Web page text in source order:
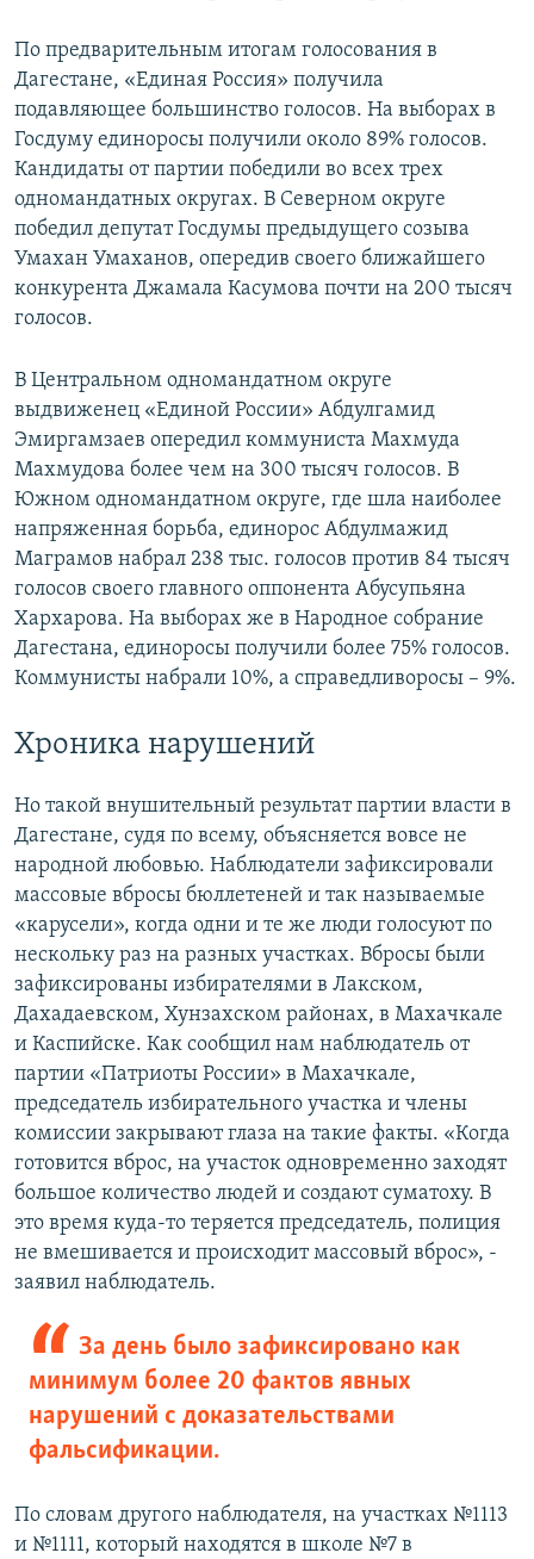
По предварительным итогам голосования в
Дагестане, «Единая Россия» получила
подавляющее большинство голосов. На выборах в
Госдуму единоросы получили около 89% голосов.
Кандидаты от партии победили во всех трех
одномандатных округах. В Северном округе
победил депутат Госдумы предыдущего созыва
Умахан Умаханов, опередив своего ближайшего
конкурента Джамала Касумова почти на 200 тысяч
голосов.
В Центральном одномандатном округе
выдвиженец «Единой России» Абдулгамид
Эмиргамзаев опередил коммуниста Махмуда
Махмудова более чем на 300 тысяч голосов. В
Южном одномандатном округе, где шла наиболее
напряженная борьба, единорос Абдулмажид
Маграмов набрал 238 тыс. голосов против 84 тысяч
голосов своего главного оппонента Абусупьяна
Хархарова. На выборах же в Народное собрание
Дагестана, единоросы получили более 75% голосов.
Коммунисты набрали 10%, а справедливоросы – 9%.
Хроника нарушений
Но такой внушительный результат партии власти в
Дагестане, судя по всему, объясняется вовсе не
народной любовью. Наблюдатели зафиксировали
массовые вбросы бюллетеней и так называемые
«карусели», когда одни и те же люди голосуют по
нескольку раз на разных участках. Вбросы были
зафиксированы избирателями в Лакском,
Дахадаевском, Хунзахском районах, в Махачкале
и Каспийске. Как сообщил нам наблюдатель от
партии «Патриоты России» в Махачкале,
председатель избирательного участка и члены
комиссии закрывают глаза на такие факты. «Когда
готовится вброс, на участок одновременно заходят
большое количество людей и создают суматоху. В
это время куда-то теряется председатель, полиция
не вмешивается и происходит массовый вброс», -
заявил наблюдатель.
За день было зафиксировано как
минимум более 20 фактов явных
нарушений с доказательствами
фальсификации.
По словам другого наблюдателя, на участках №1113
и №1111, который находятся в школе №7 в